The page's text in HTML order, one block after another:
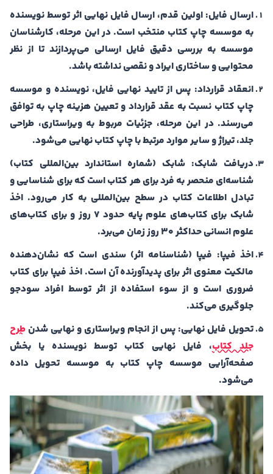
ارسال فایل: اولین قدم، ارسال فایل نهایی اثر توسط نویسنده
به موسسه چاپ کتاب منتخب است. در این مرحله، کارشناسان
موسسه به بررسی دقیق فایل ارسالی می‌پردازند تا از نظر
محتوایی و ساختاری ایراد و نقصی نداشته باشد.
انعقاد قرارداد: پس از تایید نهایی فایل، نویسنده و موسسه
چاپ کتاب نسبت به عقد قرارداد و تعیین هزینه چاپ به توافق
می‌رسند. در این مرحله، جزئیات مربوط به ویراستاری، طراحی
جلد، تیراژ و سایر موارد مرتبط با چاپ کتاب نهایی می‌شود.
دریافت شابک: شابک (شماره استاندارد بین‌المللی کتاب)
شناسه‌ای منحصر به فرد برای هر کتاب است که برای شناسایی و
تبادل اطلاعات کتاب در سطح بین‌المللی به کار می‌رود. اخذ
شابک برای کتاب‌های علوم پایه حدود 7 روز و برای کتاب‌های
علوم انسانی حداکثر 30 روز زمان می‌برد.
اخذ فیپا: فیپا (شناسنامه اثر) سندی است که نشان‌دهنده
مالکیت معنوی اثر برای پدیدآورنده آن است. اخذ فیپا برای کتاب
ضروری است و از سوء استفاده از اثر توسط افراد سودجو
جلوگیری می‌کند.
تحویل فایل نهایی: پس از انجام ویراستاری و نهایی شدن طرح
جلد کتاب، فایل نهایی کتاب توسط نویسنده یا بخش
صفحه‌آرایی موسسه چاپ کتاب به موسسه تحویل داده
می‌شود.